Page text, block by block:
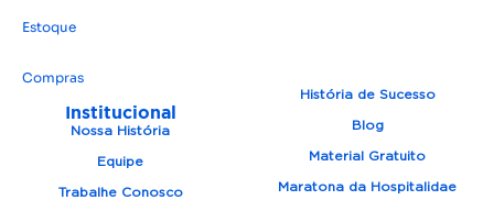
Estoque
Compras
Institucional
Nossa História
Equipe
Trabalhe Conosco
História de Sucesso
Blog
Material Gratuito
Maratona da Hospitalidae